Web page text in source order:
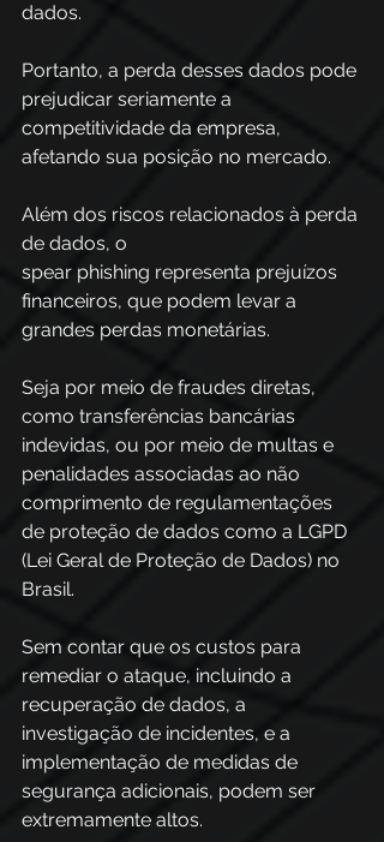
dados.
Portanto, a perda desses dados pode
prejudicar seriamente a
competitividade da empresa,
afetando sua posição no mercado.
Além dos riscos relacionados à perda
de dados, o
spear phishing representa prejuízos
financeiros, que podem levar a
grandes perdas monetárias.
Seja por meio de fraudes diretas,
como transferências bancárias
indevidas, ou por meio de multas e
penalidades associadas ao não
comprimento de regulamentações
de proteção de dados como a LGPD
(Lei Geral de Proteção de Dados) no
Brasil.
Sem contar que os custos para
remediar o ataque, incluindo a
recuperação de dados, a
investigação de incidentes, e a
implementação de medidas de
segurança adicionais, podem ser
extremamente altos.